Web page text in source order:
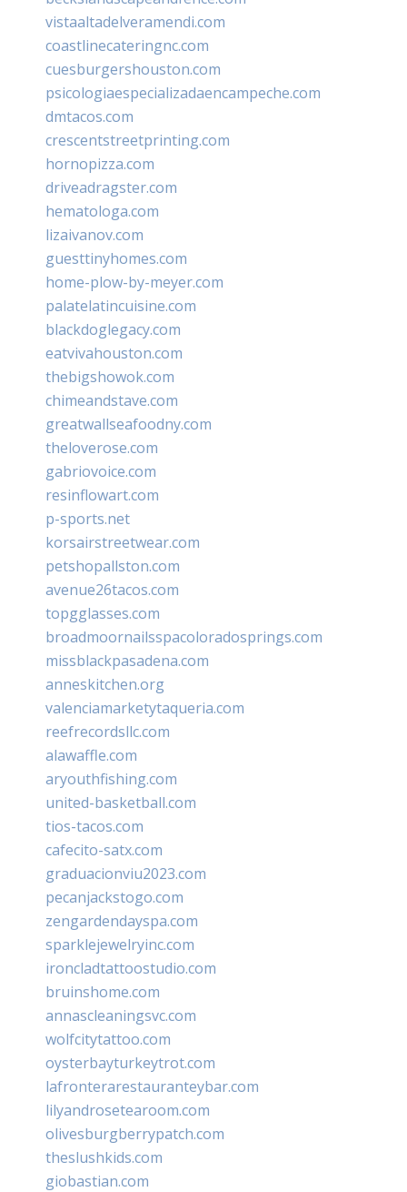
vistaaltadelveramendi.com
coastlinecateringnc.com
cuesburgershouston.com
psicologiaespecializadaencampeche.com
dmtacos.com
crescentstreetprinting.com
hornopizza.com
driveadragster.com
hematologa.com
lizaivanov.com
guesttinyhomes.com
home-plow-by-meyer.com
palatelatincuisine.com
blackdoglegacy.com
eatvivahouston.com
thebigshowok.com
chimeandstave.com
greatwallseafoodny.com
theloverose.com
gabriovoice.com
resinflowart.com
p-sports.net
korsairstreetwear.com
petshopallston.com
avenue26tacos.com
topgglasses.com
broadmoornailsspacoloradosprings.com
missblackpasadena.com
anneskitchen.org
valenciamarketytaqueria.com
reefrecordsllc.com
alawaffle.com
aryouthfishing.com
united-basketball.com
tios-tacos.com
cafecito-satx.com
graduacionviu2023.com
pecanjackstogo.com
zengardendayspa.com
sparklejewelryinc.com
ironcladtattoostudio.com
bruinshome.com
annascleaningsvc.com
wolfcitytattoo.com
oysterbayturkeytrot.com
lafronterarestauranteybar.com
lilyandrosetearoom.com
olivesburgberrypatch.com
theslushkids.com
giobastian.com